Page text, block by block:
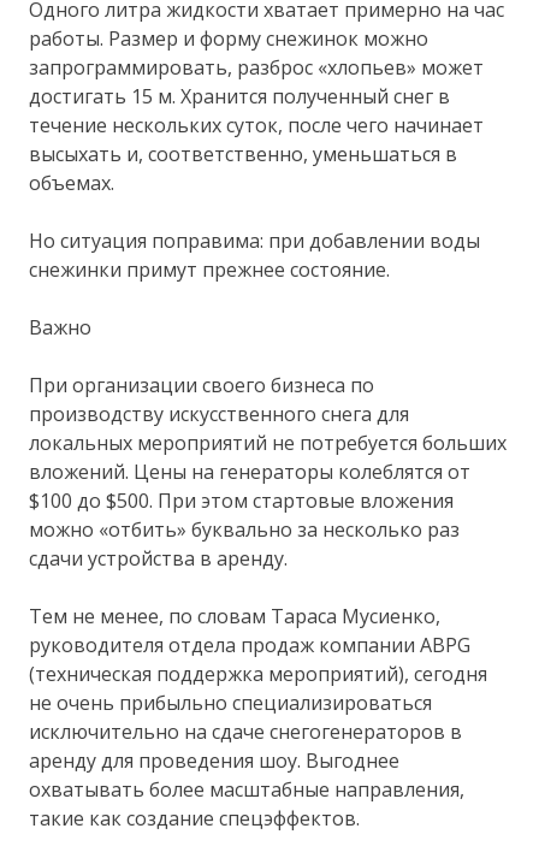
Одного литра жидкости хватает примерно на час
работы. Размер и форму снежинок можно
запрограммировать, разброс «хлопьев» может
достигать 15 м. Хранится полученный снег в
течение нескольких суток, после чего начинает
высыхать и, соответственно, уменьшаться в
объемах.
Но ситуация поправима: при добавлении воды
снежинки примут прежнее состояние.
Важно
При организации своего бизнеса по
производству искусственного снега для
локальных мероприятий не потребуется больших
вложений. Цены на генераторы колеблятся от
$100 до $500. При этом стартовые вложения
можно «отбить» буквально за несколько раз
сдачи устройства в аренду.
Тем не менее, по словам Тараса Мусиенко,
руководителя отдела продаж компании ABPG
(техническая поддержка мероприятий), сегодня
не очень прибыльно специализироваться
исключительно на сдаче снегогенераторов в
аренду для проведения шоу. Выгоднее
охватывать более масштабные направления,
такие как создание спецэффектов.